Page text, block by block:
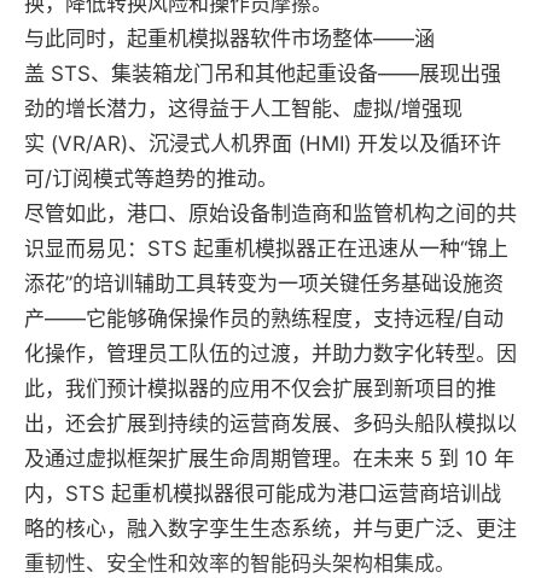
与此同时，起重机模拟器软件市场整体——涵
盖 STS、集装箱龙门吊和其他起重设备——展现出强
劲的增长潜力，这得益于人工智能、虚拟/增强现
实 (VR/AR)、沉浸式人机界面 (HMI) 开发以及循环许
可/订阅模式等趋势的推动。
尽管如此，港口、原始设备制造商和监管机构之间的共
识显而易见：STS 起重机模拟器正在迅速从一种“锦上
添花”的培训辅助工具转变为一项关键任务基础设施资
产——它能够确保操作员的熟练程度，支持远程/自动
化操作，管理员工队伍的过渡，并助力数字化转型。因
此，我们预计模拟器的应用不仅会扩展到新项目的推
出，还会扩展到持续的运营商发展、多码头船队模拟以
及通过虚拟框架扩展生命周期管理。在未来 5 到 10 年
内，STS 起重机模拟器很可能成为港口运营商培训战
略的核心，融入数字孪生生态系统，并与更广泛、更注
重韧性、安全性和效率的智能码头架构相集成。